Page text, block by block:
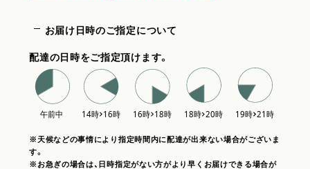
お届け日時のご指定について
配達の日時をご指定頂けます。
※天候などの事情により指定時間内に配達が出来ない場合がございま
す。
※お急ぎの場合は、日時指定がない方がより早くお届けできる場合が